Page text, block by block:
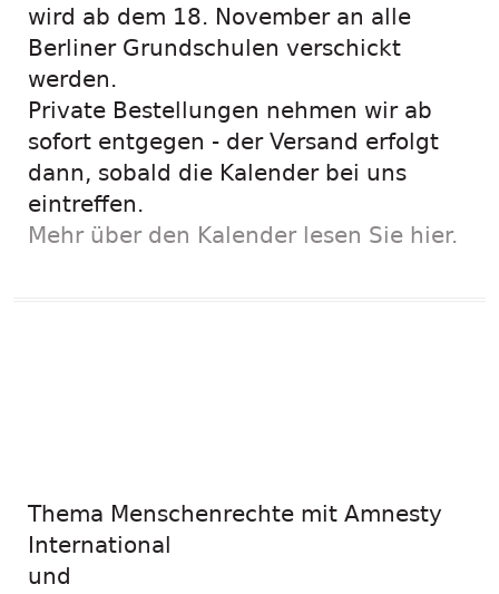
wird ab dem 18. November an alle
Berliner Grundschulen verschickt
werden.
Private Bestellungen nehmen wir ab
sofort entgegen - der Versand erfolgt
dann, sobald die Kalender bei uns
eintreffen.
Mehr über den Kalender lesen Sie hier.
Thema Menschenrechte mit Amnesty
International
und